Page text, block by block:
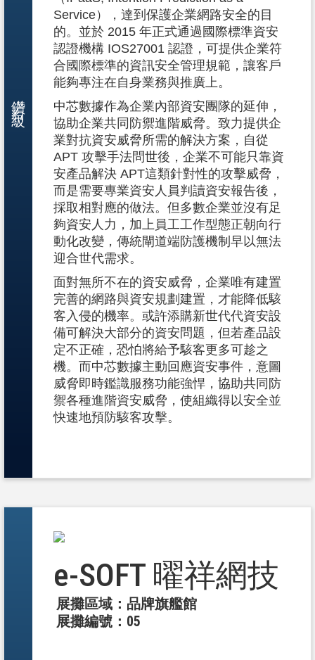
鑽石級
Service），達到保護企業網路安全的目
的。並於 2015 年正式通過國際標準資安
認證機構 IOS27001 認證，可提供企業符
合國際標準的資訊安全管理規範，讓客戶
能夠專注在自身業務與推廣上。
中芯數據作為企業內部資安團隊的延伸，
協助企業共同防禦進階威脅。致力提供企
業對抗資安威脅所需的解決方案，自從
APT 攻擊手法問世後，企業不可能只靠資
安產品解決 APT這類針對性的攻擊威脅，
而是需要專業資安人員判讀資安報告後，
採取相對應的做法。但多數企業並沒有足
夠資安人力，加上員工工作型態正朝向行
動化改變，傳統閘道端防護機制早以無法
迎合世代需求。
面對無所不在的資安威脅，企業唯有建置
完善的網路與資安規劃建置，才能降低駭
客入侵的機率。或許添購新世代代資安設
備可解決大部分的資安問題，但若產品設
定不正確，恐怕將給予駭客更多可趁之
機。而中芯數據主動回應資安事件，意圖
威脅即時鑑識服務功能強悍，協助共同防
禦各種進階資安威脅，使組織得以安全並
快速地預防駭客攻擊。
e-SOFT 曜祥網技
展攤區域：品牌旗艦館
展攤編號：05